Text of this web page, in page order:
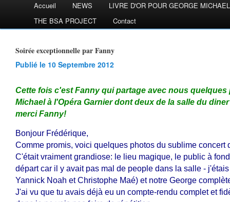
Accueil NEWS
LIVRE D'OR POUR GEORGE MICHAEL
THE BSA PROJECT
Contact
Soirée exceptionnelle par Fanny
Publié le 10 Septembre 2012
Cette fois c'est Fanny qui partage avec nous quelques
Michael à l'Opéra Garnier dont deux de la salle du
merci Fanny!
Bonjour Frédérique,
Comme promis, voici quelques photos du sublime concert
C'était vraiment grandiose: le lieu magique, le public à
départ car il y avait pas mal de people dans la salle -
Yannick Noah et Christophe Maé) et notre George
J'ai vu que tu avais déjà eu un compte-rendu complet et